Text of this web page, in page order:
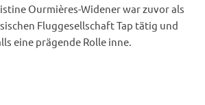
Ourmières-Widener war zuvor als
Fluggesellschaft Tap tätig und
eine prägende Rolle inne.